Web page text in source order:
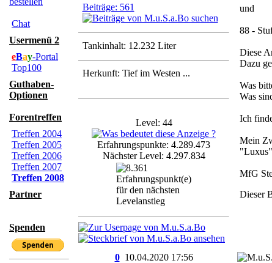
Chat
Usermenü 2
eBay-Portal
Top100
Guthaben-
Optionen
Forentreffen
Treffen 2004
Treffen 2005
Treffen 2006
Treffen 2007
Treffen 2008
Partner
Spenden
Beiträge: 561
Tankinhalt: 12.232 Liter
Herkunft: Tief im Westen ...
Level: 44
Erfahrungspunkte: 4.289.473
Nächster Level: 4.297.834
und
88 -
Diese
Dazu
Was
Was
Ich
Mein
MfG
Dieser
0 10.04.2020 17:56